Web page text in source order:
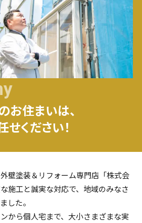
お住まいは、
ください！
壁塗装＆リフォーム専門店「株式会
施工と誠実な対応で、地域のみなさ
した。
から個人宅まで、大小さまざまな実